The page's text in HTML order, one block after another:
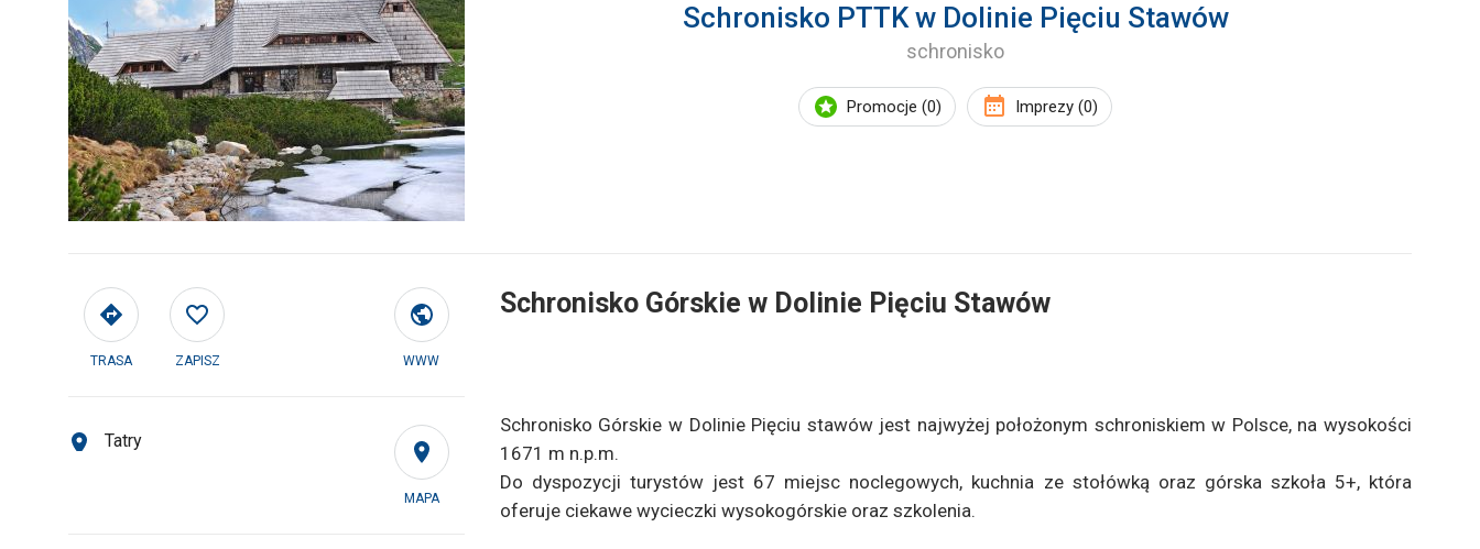
Schronisko PTTK w Dolinie Pięciu Stawów
schronisko
Promocje (0) Imprezy (0)
TRASA ZAPISZ WWW
MAPA
Tatry
Schronisko Górskie w Dolinie Pięciu Stawów
Schronisko Górskie w Dolinie Pięciu stawów jest najwyżej położonym schroniskiem w Polsce, na wysokości
1671 m n.p.m.
Do dyspozycji turystów jest 67 miejsc noclegowych, kuchnia ze stołówką oraz górska szkoła 5+, która
oferuje ciekawe wycieczki wysokogórskie oraz szkolenia.